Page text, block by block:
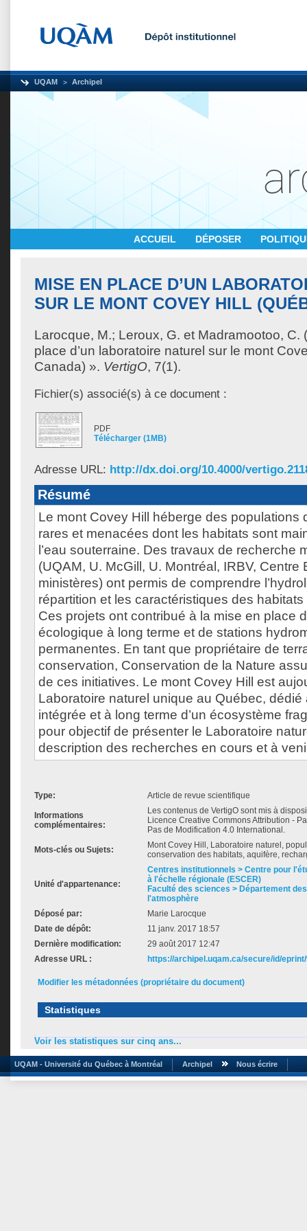
UQAM Archipel
ACCUEIL DÉPOSER
MISE EN PLACE D’UN
SUR LE MONT COVEY HILL
Larocque, M.; Leroux, G. et Madramootoo, C.
place d’un laboratoire naturel sur le mont
Canada) ». VertigO, 7(1).
Fichier(s) associé(s) à ce document :
PDF
Télécharger (1MB)
Adresse URL: http://dx.doi.org/10.4000/
Résumé
Le mont Covey Hill héberge des populations
rares et menacées dont les habitats sont
l’eau souterraine. Des travaux de recherche
(UQAM, U. McGill, U. Montréal, IRBV, Centre
ministères) ont permis de comprendre
répartition et les caractéristiques des
Ces projets ont contribué à la mise en place
écologique à long terme et de stations
permanentes. En tant que propriétaire de
conservation, Conservation de la Nature
de ces initiatives. Le mont Covey Hill est
Laboratoire naturel unique au Québec,
intégrée et à long terme d’un écosystème
pour objectif de présenter le Laboratoire
description des recherches en cours et à
Type: Article de revue scientifique
Informations
complémentaires:
Les contenus de VertigO sont mis à
Licence Creative Commons Attribution -
Pas de Modification 4.0 International.
Mots-clés ou Sujets:
Mont Covey Hill, Laboratoire naturel,
conservation des habitats, aquifère,
Unité d'appartenance:
Centres institutionnels > Centre pour
à l'échelle régionale (ESCER)
Faculté des sciences > Département
l'atmosphère
Déposé par:
Marie Larocque
Date de dépôt:
11 janv. 2017 18:57
Dernière modification:
29 août 2017 12:47
Adresse URL :
https://archipel.uqam.ca/secure/id/
Modifier les métadonnées (propriétaire du document)
Statistiques
Voir les statistiques sur cinq ans...
UQAM - Université du Québec à Montréal Archipel Nous écrire